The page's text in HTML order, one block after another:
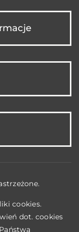
cookies.
dot. cookies